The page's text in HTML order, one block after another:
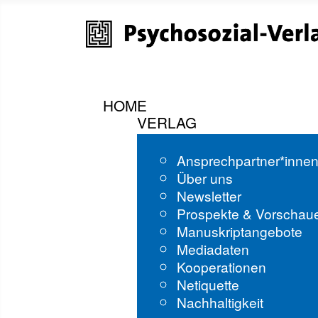
HOME
VERLAG
Über uns
Newsletter
Prospekte &
Manuskriptangebote
Mediadaten
Kooperationen
Netiquette
Nachhaltigkeit